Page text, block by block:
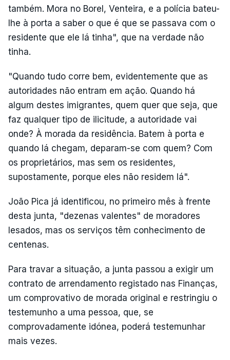
também. Mora no Borel, Venteira, e a polícia bateu-
lhe à porta a saber o que é que se passava com o
residente que ele lá tinha", que na verdade não
tinha.
"Quando tudo corre bem, evidentemente que as
autoridades não entram em ação. Quando há
algum destes imigrantes, quem quer que seja, que
faz qualquer tipo de ilicitude, a autoridade vai
onde? À morada da residência. Batem à porta e
quando lá chegam, deparam-se com quem? Com
os proprietários, mas sem os residentes,
supostamente, porque eles não residem lá".
João Pica já identificou, no primeiro mês à frente
desta junta, "dezenas valentes" de moradores
lesados, mas os serviços têm conhecimento de
centenas.
Para travar a situação, a junta passou a exigir um
contrato de arrendamento registado nas Finanças,
um comprovativo de morada original e restringiu o
testemunho a uma pessoa, que, se
comprovadamente idónea, poderá testemunhar
mais vezes.